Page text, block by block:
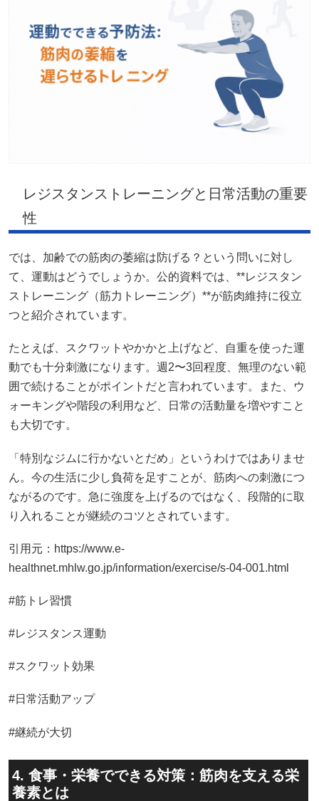
レジスタンストレーニングと日常活動の重要
性
では、加齢での筋肉の萎縮は防げる？という問いに対し
て、運動はどうでしょうか。公的資料では、**レジスタン
ストレーニング（筋力トレーニング）**が筋肉維持に役立
つと紹介されています。
たとえば、スクワットやかかと上げなど、自重を使った運
動でも十分刺激になります。週2〜3回程度、無理のない範
囲で続けることがポイントだと言われています。また、ウ
ォーキングや階段の利用など、日常の活動量を増やすこと
も大切です。
「特別なジムに行かないとだめ」というわけではありませ
ん。今の生活に少し負荷を足すことが、筋肉への刺激につ
ながるのです。急に強度を上げるのではなく、段階的に取
り入れることが継続のコツとされています。
引用元：https://www.e-
healthnet.mhlw.go.jp/information/exercise/s-04-001.html
#筋トレ習慣
#レジスタンス運動
#スクワット効果
#日常活動アップ
#継続が大切
4. 食事・栄養でできる対策：筋肉を支える栄
養素とは